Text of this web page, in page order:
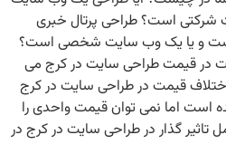
است؟ طراحی پرتال خبری
و یا یک وب سایت شخصی است؟
در قیمت طراحی سایت در کرج می
قیمت در طراحی سایت در کرج
است اما نمی توان قیمت واحدی را
تاثیر گذار در طراحی سایت در کرج در